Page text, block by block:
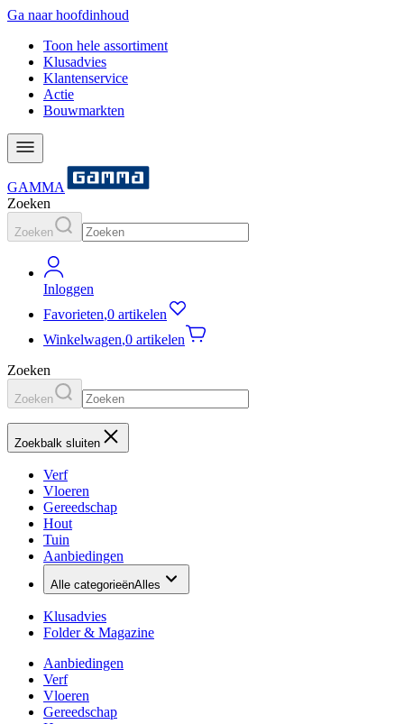
Ga naar hoofdinhoud
Toon hele assortiment
Klusadvies
Klantenservice
Actie
Bouwmarkten
GAMMA
Zoeken
Zoeken
Inloggen
Favorieten,0 artikelen
Winkelwagen,0 artikelen
Zoeken
Zoeken
Zoekbalk sluiten
Verf
Vloeren
Gereedschap
Hout
Tuin
Aanbiedingen
Alle categorieënAlles
Klusadvies
Folder & Magazine
Aanbiedingen
Verf
Vloeren
Gereedschap